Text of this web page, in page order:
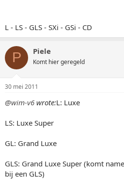
L - LS - GLS - SXi - GSi - CD
P Piele
Komt hier geregeld
30 mei 2011
@wim-v6 wrote:L: Luxe
LS: Luxe Super
GL: Grand Luxe
GLS: Grand Luxe Super (komt
bij een GLS)